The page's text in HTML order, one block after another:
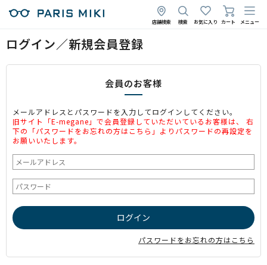
店舗検索 検索 お気に入り カート メニュー
ログイン／新規会員登録
会員のお客様
メールアドレスとパスワードを入力してログインしてください。
旧サイト「E-megane」で会員登録していただいているお客様は、 右
下の「パスワードをお忘れの方はこちら」よりパスワードの再設定を
お願いいたします。
パスワードをお忘れの方はこちら